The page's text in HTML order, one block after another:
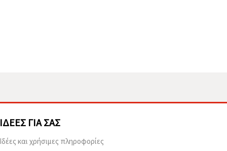
ΙΔΈΕΣ ΓΙΑ ΣΑΣ
Ιδέες και χρήσιμες πληροφορίες